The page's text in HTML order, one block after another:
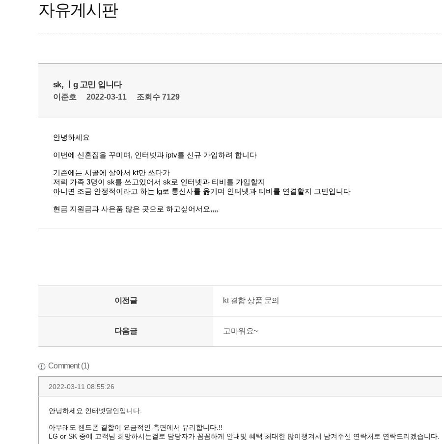
자유게시판
sk, ㅣg 고민 입니다
이준호 2022-03-11 조회수 7129
안녕하세요
이번에 신혼집을 꾸미며, 인터넷과 iptv를 신규 가입하려 합니다
기존에는 시골에 살아서 kt만 쓰다가
저릐 가족 3명이 sk를 쓰고있어서 sk로 인터넷과 티비를 가입할지
아니면 조금 안정적이라고 하는 lg로 통신사를 옮기며 인터넷과 티비를 연결할지 고민입니다
현금 지원금과 사은품 많은 곳으로 하고싶어서요,,,,
이전글 kt 결합 상품 문의
다음글 고마워요~
Comment (1)
2022-03-11 08:55:26
안녕하세요 인터넷달인입니다.
아무래도 핸드폰 결합이 요금적인 측면에서 유리합니다.!!
LG or SK 중에 고객님 희망하시는걸로 담당자가 꼼꼼하게 안내및 혜택 최대한 많이챙겨서 남겨주신 연락처로 연락드리겠습니다.